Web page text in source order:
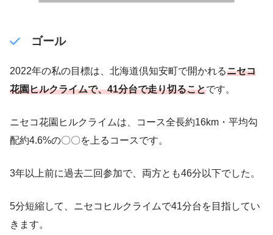
ゴール
2022年の私の目標は、北海道倶知安町で開かれるニセコ
花園ヒルクライムで、41分台で走り切ることです。
ニセコ花園ヒルクライムは、コース全長約16km・平均勾
配約4.6%の〇〇を上るコースです。
3年以上前に過去二回参加で、両方とも46分以下でした。
5分短縮して、ニセコヒルクライムで41分台を目指してい
きます。